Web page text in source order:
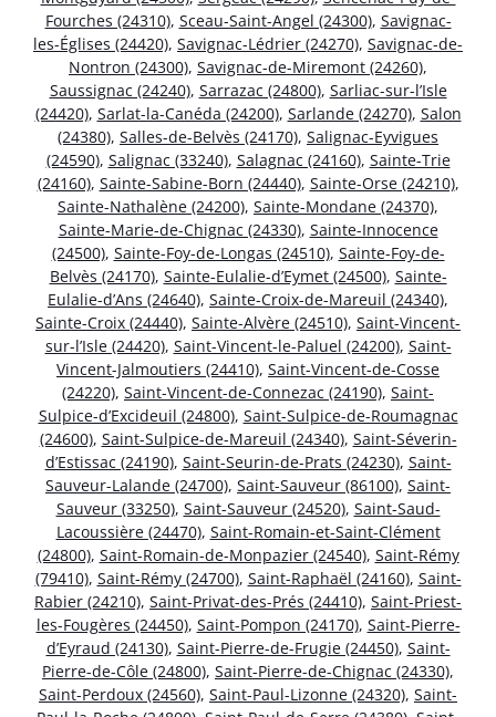
Fourches (24310), Sceau-Saint-Angel (24300), Savignac-
les-Églises (24420), Savignac-Lédrier (24270), Savignac-de-
Nontron (24300), Savignac-de-Miremont (24260),
Saussignac (24240), Sarrazac (24800), Sarliac-sur-l’Isle
(24420), Sarlat-la-Canéda (24200), Sarlande (24270), Salon
(24380), Salles-de-Belvès (24170), Salignac-Eyvigues
(24590), Salignac (33240), Salagnac (24160), Sainte-Trie
(24160), Sainte-Sabine-Born (24440), Sainte-Orse (24210),
Sainte-Nathalène (24200), Sainte-Mondane (24370),
Sainte-Marie-de-Chignac (24330), Sainte-Innocence
(24500), Sainte-Foy-de-Longas (24510), Sainte-Foy-de-
Belvès (24170), Sainte-Eulalie-d’Eymet (24500), Sainte-
Eulalie-d’Ans (24640), Sainte-Croix-de-Mareuil (24340),
Sainte-Croix (24440), Sainte-Alvère (24510), Saint-Vincent-
sur-l’Isle (24420), Saint-Vincent-le-Paluel (24200), Saint-
Vincent-Jalmoutiers (24410), Saint-Vincent-de-Cosse
(24220), Saint-Vincent-de-Connezac (24190), Saint-
Sulpice-d’Excideuil (24800), Saint-Sulpice-de-Roumagnac
(24600), Saint-Sulpice-de-Mareuil (24340), Saint-Séverin-
d’Estissac (24190), Saint-Seurin-de-Prats (24230), Saint-
Sauveur-Lalande (24700), Saint-Sauveur (86100), Saint-
Sauveur (33250), Saint-Sauveur (24520), Saint-Saud-
Lacoussière (24470), Saint-Romain-et-Saint-Clément
(24800), Saint-Romain-de-Monpazier (24540), Saint-Rémy
(79410), Saint-Rémy (24700), Saint-Raphaël (24160), Saint-
Rabier (24210), Saint-Privat-des-Prés (24410), Saint-Priest-
les-Fougères (24450), Saint-Pompon (24170), Saint-Pierre-
d’Eyraud (24130), Saint-Pierre-de-Frugie (24450), Saint-
Pierre-de-Côle (24800), Saint-Pierre-de-Chignac (24330),
Saint-Perdoux (24560), Saint-Paul-Lizonne (24320), Saint-